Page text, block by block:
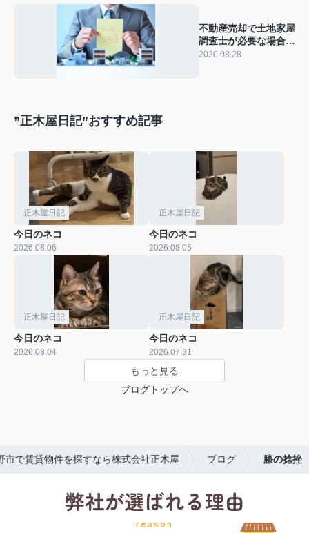
不動産売却で土地家屋
調査士が必要な場合と
費用目安
2020.08.28
”正木屋日記”おすすめ記事
正木屋日記
今日のネコ
2026.08.06
正木屋日記
今日のネコ
2026.08.05
正木屋日記
今日のネコ
2026.08.04
正木屋日記
今日のネコ
2026.07.31
もっと見る
ブログトップへ
市で賃貸物件を探すなら株式会社正木屋 ブログ 膝の捻挫
弊社が選ばれる理由
reason